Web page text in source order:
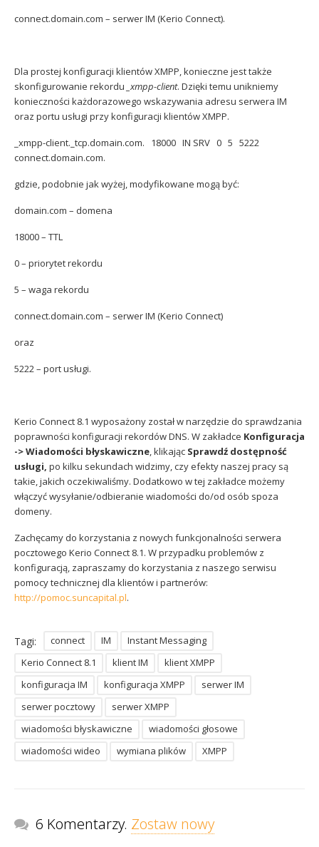
connect.domain.com – serwer IM (Kerio Connect).
Dla prostej konfiguracji klientów XMPP, konieczne jest także
skonfigurowanie rekordu _xmpp-client. Dzięki temu unikniemy
konieczności każdorazowego wskazywania adresu serwera IM
oraz portu usługi przy konfiguracji klientów XMPP.
_xmpp-client._tcp.domain.com. 18000 IN SRV 0 5 5222
connect.domain.com.
gdzie, podobnie jak wyżej, modyfikowane mogą być:
domain.com – domena
18000 – TTL
0 – priorytet rekordu
5 – waga rekordu
connect.domain.com – serwer IM (Kerio Connect)
oraz
5222 – port usługi.
Kerio Connect 8.1 wyposażony został w narzędzie do sprawdzania
poprawności konfiguracji rekordów DNS. W zakładce Konfiguracja
-> Wiadomości błyskawiczne, klikając Sprawdź dostępność
usługi, po kilku sekundach widzimy, czy efekty naszej pracy są
takie, jakich oczekiwaliśmy. Dodatkowo w tej zakładce możemy
włączyć wysyłanie/odbieranie wiadomości do/od osób spoza
domeny.
Zachęcamy do korzystania z nowych funkcjonalności serwera
pocztowego Kerio Connect 8.1. W przypadku problemów z
konfiguracją, zapraszamy do korzystania z naszego serwisu
pomocy technicznej dla klientów i partnerów:
http://pomoc.suncapital.pl.
Tagi: connect IM
Instant Messaging
Kerio Connect 8.1
klient IM
klient XMPP
konfiguracja IM
konfiguracja XMPP
serwer IM
serwer pocztowy
serwer XMPP
wiadomości błyskawiczne
wiadomości głosowe
wiadomości wideo
wymiana plików XMPP
6 Komentarzy. Zostaw nowy